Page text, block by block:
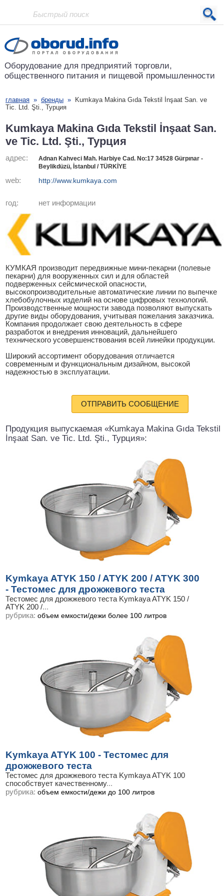
Проект основан в 2001 году
Оборудование для предприятий торговли,
общественного питания и пищевой промышленности
главная » бренды »
Kumkaya Makina Gıda Tekstil İnşaat San. ve
Tic. Ltd. Şti., Турция
Kumkaya Makina Gıda Tekstil İnşaat San.
ve Tic. Ltd. Şti., Турция
адрес:
Adnan Kahveci Mah. Harbiye Cad. No:17 34528 Gürpınar -
Beylikdüzü, İstanbul / TÜRKİYE
web: http://www.kumkaya.com
год: нет информации
КУМКАЯ производит передвижные мини-пекарни (полевые
пекарни) для вооруженных сил и для областей
подверженных сейсмической опасности,
высокопроизводительные автоматические линии по выпечке
хлебобулочных изделий на основе цифровых технологий.
Производственные мощности завода позволяют выпускать
другие виды оборудования, учитывая пожелания заказчика.
Компания продолжает свою деятельность в сфере
разработок и внедрения инноваций, дальнейшего
технического усовершенствования всей линейки продукции.
Широкий ассортимент оборудования отличается
современным и функциональным дизайном, высокой
надежностью в эксплуатации.
ОТПРАВИТЬ СООБЩЕНИЕ
Продукция выпускаемая «Kumkaya Makina Gıda Tekstil
İnşaat San. ve Tic. Ltd. Şti., Турция»:
Kymkaya ATYK 150 / ATYK 200 / ATYK 300
- Тестомес для дрожжевого теста
Тестомес для дрожжевого теста Kymkaya ATYK 150 /
ATYK 200 /...
рубрика: объем емкости/дежи более 100 литров
Kymkaya ATYK 100 - Тестомес для
дрожжевого теста
Тестомес для дрожжевого теста Kymkaya ATYK 100
способствует качественному...
рубрика: объем емкости/дежи до 100 литров